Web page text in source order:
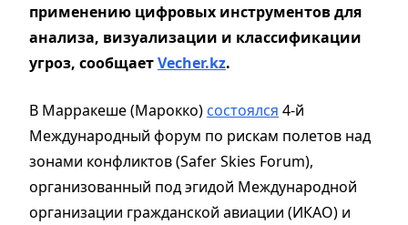
применению цифровых инструментов для
анализа, визуализации и классификации
угроз, сообщаетVecher.kz.
В Марракеше (Марокко) состоялся 4-й
Международный форум по рискам полетов над
зонами конфликтов (Safer Skies Forum),
организованный под эгидой Международной
организации гражданской авиации (ИКАО) и